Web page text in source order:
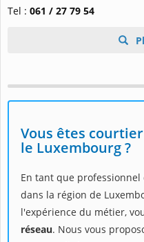
Tel : 061 / 27 79 54
Vous êtes
le Luxembourg ?
En tant que
dans la région de
l'expérience du métier,
réseau. Nous vous